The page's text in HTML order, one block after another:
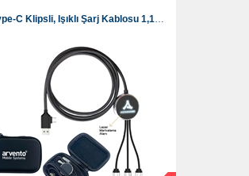
Datalı Type-C Klipsli, Işıklı Şarj Kablosu 1,15 Cm